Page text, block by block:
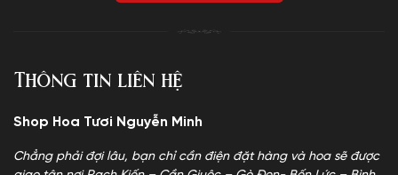
Thông tin liên hệ
Shop Hoa Tươi Nguyễn Minh
Chẳng phải đợi lâu, bạn chỉ cần điện đặt hàng và hoa sẽ được